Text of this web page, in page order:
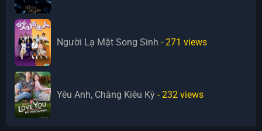
Người Lạ Mặt Song Sinh - 271 views
Yêu Anh, Chàng Kiêu Kỳ - 232 views